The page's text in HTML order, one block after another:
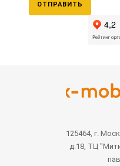
ОТПРАВИТЬ
125464, г.
д.18, ТЦ